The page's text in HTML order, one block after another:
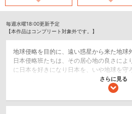
毎週水曜18:00更新予定
【本作品はコンプリート対象外です。】
地球侵略を目的に、遠い惑星から来た地球
日本侵略班たちは、その居心地の良さによ
に日本を好きになり日本を、いや地球を守
さらに見る